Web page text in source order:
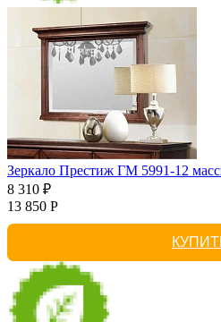
Зеркало Престиж ГМ 5991-12
8 310 ₽
13 850 Р